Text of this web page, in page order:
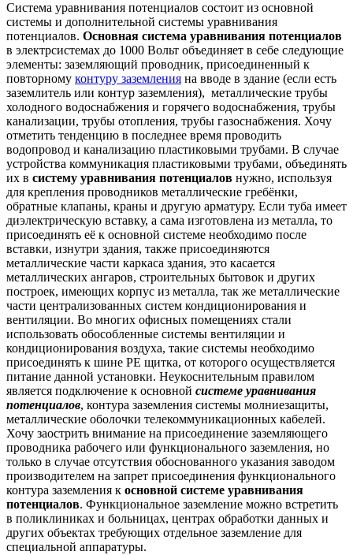
Система уравнивания потенциалов состоит из основной
системы и дополнительной системы уравнивания
потенциалов. Основная система уравнивания потенциалов
в электрсистемах до 1000 Вольт объединяет в себе следующие
элементы: заземляющий проводник, присоединенный к
повторному контуру заземления на вводе в здание (если есть
заземлитель или контур заземления), металлические трубы
холодного водоснабжения и горячего водоснабжения, трубы
канализации, трубы отопления, трубы газоснабжения. Хочу
отметить тенденцию в последнее время проводить
водопровод и канализацию пластиковыми трубами. В случае
устройства коммуникация пластиковыми трубами, объединять
их в систему уравнивания потенциалов нужно, используя
для крепления проводников металлические гребёнки,
обратные клапаны, краны и другую арматуру. Если туба имеет
диэлектрическую вставку, а сама изготовлена из металла, то
присоединять её к основной системе необходимо после
вставки, изнутри здания, также присоединяются
металлические части каркаса здания, это касается
металлических ангаров, строительных бытовок и других
построек, имеющих корпус из металла, так же металлические
части централизованных систем кондиционирования и
вентиляции. Во многих офисных помещениях стали
использовать обособленные системы вентиляции и
кондиционирования воздуха, такие системы необходимо
присоединять к шине РЕ щитка, от которого осуществляется
питание данной установки. Неукоснительным правилом
является подключение к основной системе уравнивания
потенциалов, контура заземления системы молниезащиты,
металлические оболочки телекоммуникационных кабелей.
Хочу заострить внимание на присоединение заземляющего
проводника рабочего или функционального заземления, но
только в случае отсутствия обоснованного указания заводом
производителем на запрет присоединения функционального
контура заземления к основной системе уравнивания
потенциалов. Функциональное заземление можно встретить
в поликлиниках и больницах, центрах обработки данных и
других объектах требующих отдельное заземление для
специальной аппаратуры.